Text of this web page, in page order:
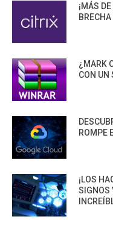
¡MÁS
¿MARK
CON UN
ROMPE
¡LOS
SIGNOS